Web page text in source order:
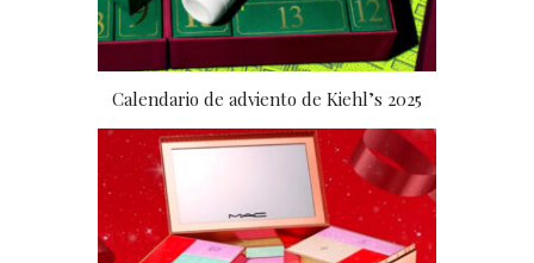
Calendario de adviento de Kiehl’s 2025